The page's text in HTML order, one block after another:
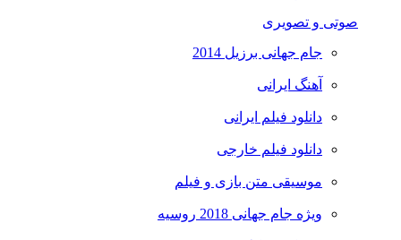
صوتی و تصویری
جام جهانی برزیل 2014
آهنگ ایرانی
دانلود فیلم ایرانی
دانلود فیلم خارجی
موسیقی متن بازی و فیلم
ویژه جام جهانی 2018 روسیه